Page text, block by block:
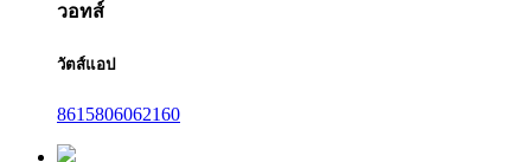
วอทส์
วัตส์แอป
8615806062160